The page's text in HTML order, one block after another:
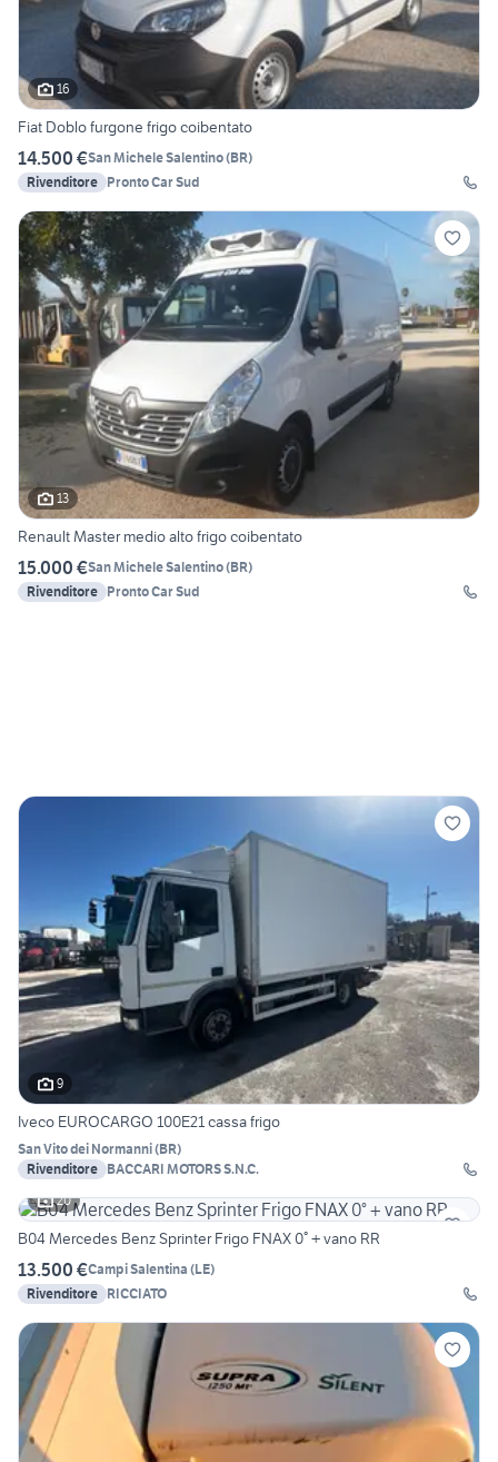
16
Fiat Doblo furgone frigo coibentato
14.500 €San Michele Salentino(BR)
Rivenditore Pronto Car Sud
13
Renault Master medio alto frigo coibentato
15.000 €San Michele Salentino(BR)
Rivenditore Pronto Car Sud
9
Iveco EUROCARGO 100E21 cassa frigo
San Vito dei Normanni(BR)
Rivenditore BACCARI MOTORS S.N.C.
20
B04 Mercedes Benz Sprinter Frigo FNAX 0° + vano RR
13.500 €Campi Salentina (LE)
Rivenditore RICCIATO